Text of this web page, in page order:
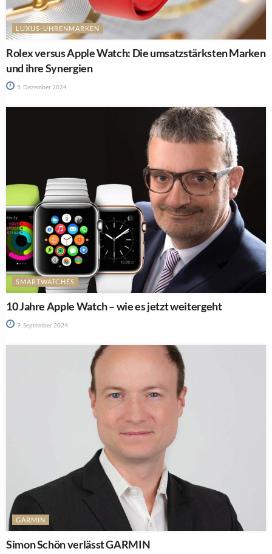
LUXUS-UHRENMARKEN
Rolex versus Apple Watch: Die umsatzstärksten Marken
und ihre Synergien
5. Dezember 2024
SMARTWATCHES
10 Jahre Apple Watch – wie es jetzt weitergeht
9. September 2024
GARMIN
Simon Schön verlässt GARMIN